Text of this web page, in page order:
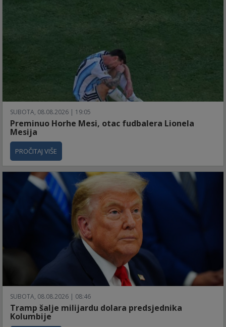
SUBOTA, 08.08.2026 | 19:05
Preminuo Horhe Mesi, otac fudbalera Lionela
Mesija
PROČITAJ VIŠE
SUBOTA, 08.08.2026 | 08:46
Tramp šalje milijardu dolara predsjednika
Kolumbije